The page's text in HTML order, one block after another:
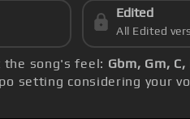
Edited
All Edited
the song's feel: Gbm, Gm,
setting considering your